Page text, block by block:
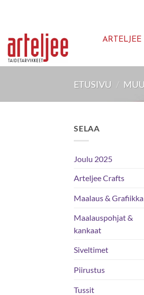
content
ARTELJEE
ETUSIVU /
SELAA
Joulu 2025
Arteljee Crafts
Maalaus & Grafiikka
Maalauspohjat &
kankaat
Siveltimet
Piirustus
Tussit